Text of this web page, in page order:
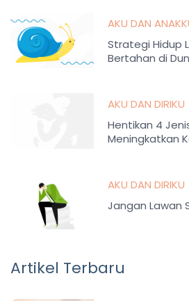
AKU DAN
Strategi Hidup
Bertahan di
AKU DAN DIRIKU
Hentikan 4
Meningkatkan
AKU DAN DIRIKU
Jangan Lawan
Artikel Terbaru